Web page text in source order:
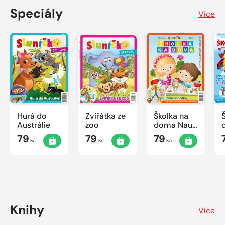
Speciály Více
Hurá do
Austrálie
79 Kč
Zvířátka ze
zoo
79 Kč
Školka na
doma Nauč
se hodiny
79 Kč
Knihy Více